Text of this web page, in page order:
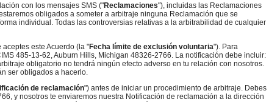
con los mensajes SMS ("Reclamaciones"), incluidas las Reclamaciones
obligados a someter a arbitraje ninguna Reclamación que se
individual. Todas las controversias relativas a la arbitrabilidad de cualquier
este Acuerdo (la "Fecha límite de exclusión voluntaria"). Para
485-13-62, Auburn Hills, Michigan 48326-2766. La notificación debe incluir:
obligatorio no tendrá ningún efecto adverso en tu relación con nosotros.
ser obligados a hacerlo.
de reclamación") antes de iniciar un procedimiento de arbitraje. Debes
y nosotros te enviaremos nuestra Notificación de reclamación a la dirección